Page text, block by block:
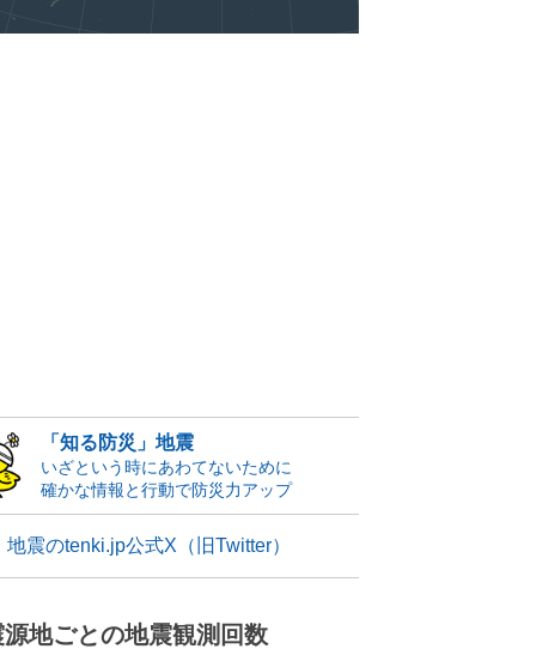
「知る防災」地震
いざという時にあわてないために
確かな情報と行動で防災力アップ
地震のtenki.jp公式X（旧Twitter）
源地ごとの地震観測回数